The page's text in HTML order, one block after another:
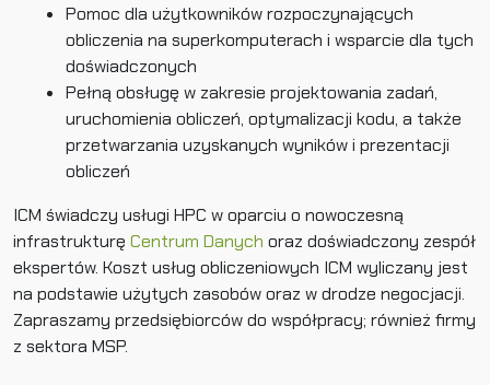
Pomoc dla użytkowników rozpoczynających
obliczenia na superkomputerach i wsparcie dla tych
doświadczonych
Pełną obsługę w zakresie projektowania zadań,
uruchomienia obliczeń, optymalizacji kodu, a także
przetwarzania uzyskanych wyników i prezentacji
obliczeń
ICM świadczy usługi HPC w oparciu o nowoczesną
infrastrukturę Centrum Danych oraz doświadczony zespół
ekspertów. Koszt usług obliczeniowych ICM wyliczany jest
na podstawie użytych zasobów oraz w drodze negocjacji.
Zapraszamy przedsiębiorców do współpracy; również firmy
z sektora MSP.